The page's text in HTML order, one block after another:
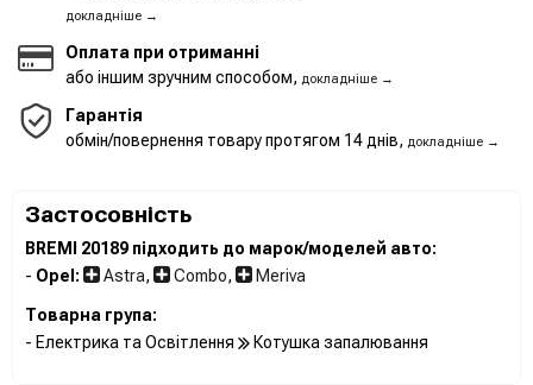
докладніше →
Оплата при отриманні
або іншим зручним способом, докладніше →
Гарантія
обмін/повернення товару протягом 14 днів, докладніше →
Застосовність
BREMI 20189 підходить до марок/моделей авто:
- Opel: Astra, Combo, Meriva
Товарна група:
- Електрика та Освітлення
Котушка запалювання